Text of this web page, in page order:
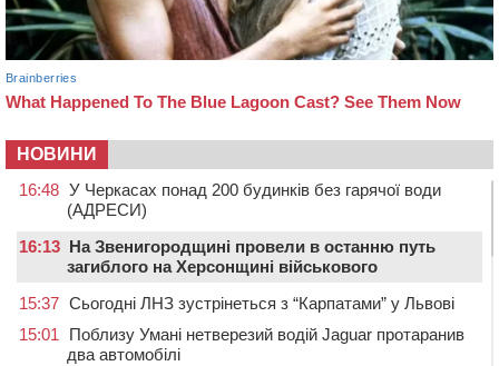
НОВИНИ
16:48 У Черкасах понад 200 будинків без гарячої води
(АДРЕСИ)
16:13 На Звенигородщині провели в останню путь
загиблого на Херсонщині військового
15:37 Сьогодні ЛНЗ зустрінеться з “Карпатами” у Львові
15:01
Поблизу Умані нетверезий водій Jaguar протаранив
два автомобілі